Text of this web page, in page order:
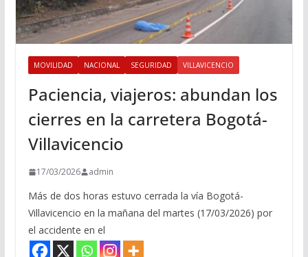
MOVILIDAD NACIONAL SEGURIDAD VILLAVICENCIO
Paciencia, viajeros: abundan los
cierres en la carretera Bogotá-
Villavicencio
17/03/2026 admin
Más de dos horas estuvo cerrada la vía Bogotá-
Villavicencio en la mañana del martes (17/03/2026) por
el accidente en el